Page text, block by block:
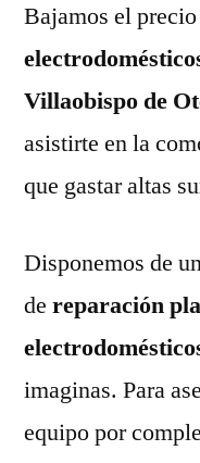
Bajamos el precio
Villaobispo de
asistirte en la
que gastar altas
Disponemos de
de reparación
imaginas. Para
equipo por